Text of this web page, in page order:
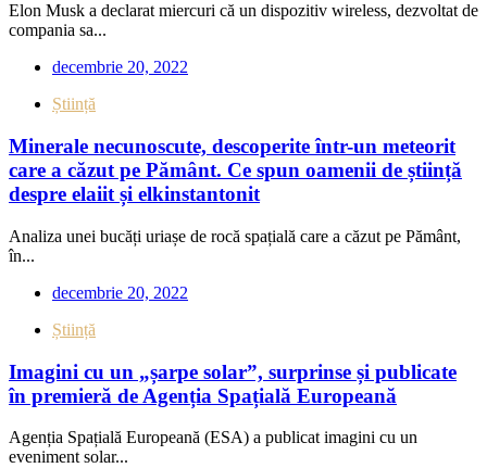
Elon Musk a declarat miercuri că un dispozitiv wireless, dezvoltat de
compania sa...
decembrie 20, 2022
Știință
Minerale necunoscute, descoperite într-un meteorit
care a căzut pe Pământ. Ce spun oamenii de știință
despre elaiit și elkinstantonit
Analiza unei bucăți uriașe de rocă spațială care a căzut pe Pământ,
în...
decembrie 20, 2022
Știință
Imagini cu un „șarpe solar”, surprinse și publicate
în premieră de Agenția Spațială Europeană
Agenția Spațială Europeană (ESA) a publicat imagini cu un
eveniment solar...